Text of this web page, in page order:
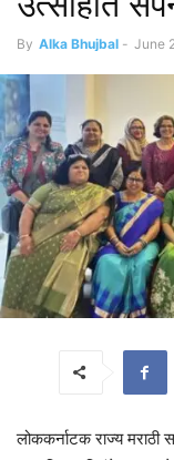
By Alka Bhujbal - June
लोककर्नाटक राज्य मराठी